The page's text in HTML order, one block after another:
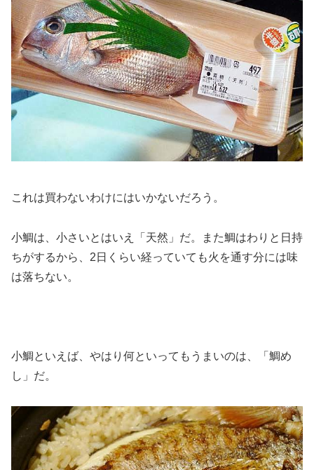
これは買わないわけにはいかないだろう。
小鯛は、小さいとはいえ「天然」だ。また鯛はわりと日持
ちがするから、2日くらい経っていても火を通す分には味
は落ちない。
小鯛といえば、やはり何といってもうまいのは、「鯛め
し」だ。